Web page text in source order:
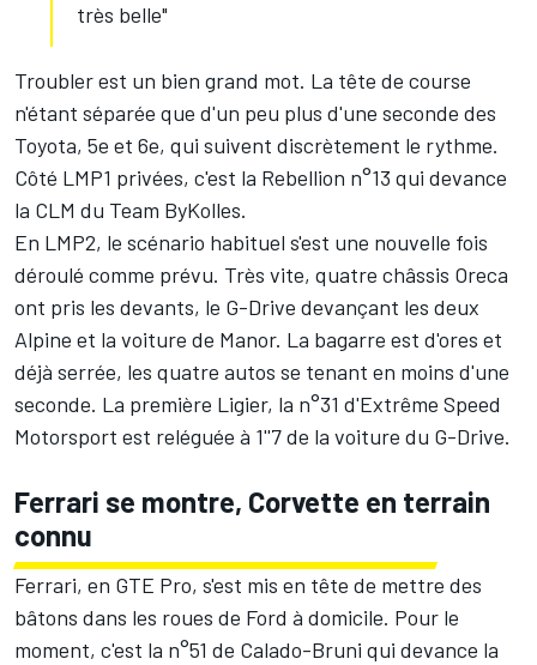
très belle"
Troubler est un bien grand mot. La tête de course
n'étant séparée que d'un peu plus d'une seconde des
Toyota, 5e et 6e, qui suivent discrètement le rythme.
Côté LMP1 privées, c'est la Rebellion n°13 qui devance
la CLM du Team ByKolles.
En LMP2, le scénario habituel s'est une nouvelle fois
déroulé comme prévu. Très vite, quatre châssis Oreca
ont pris les devants, le G-Drive devançant les deux
Alpine et la voiture de Manor. La bagarre est d'ores et
déjà serrée, les quatre autos se tenant en moins d'une
seconde. La première Ligier, la n°31 d'Extrême Speed
Motorsport est reléguée à 1''7 de la voiture du G-Drive.
Ferrari se montre, Corvette en terrain
connu
Ferrari, en GTE Pro, s'est mis en tête de mettre des
bâtons dans les roues de Ford à domicile. Pour le
moment, c'est la n°51 de Calado-Bruni qui devance la